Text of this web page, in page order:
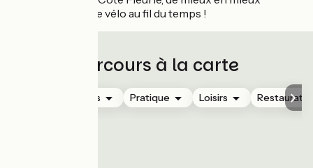
aménagée pour le vélo au fil du temps !
Parcours à la carte
Hébergements Pratique Loisirs